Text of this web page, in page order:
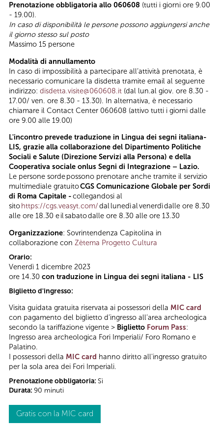
Prenotazione obbligatoria allo 060608 (tutti i giorni ore 9.00
- 19.00).
In caso di disponibilità le persone possono aggiungersi anche
il giorno stesso sul posto
Massimo 15 persone
Modalità di annullamento
In caso di impossibilità a partecipare all’attività prenotata, è
necessario comunicare la disdetta tramite email al seguente
indirizzo: disdetta.visite@060608.it (dal lun.al giov. ore 8.30 -
17.00/ ven. ore 8.30 - 13.30). In alternativa, è necessario
chiamare il Contact Center 060608 (attivo tutti i giorni dalle
ore 9.00 alle 19.00)
L'incontro prevede traduzione in Lingua dei segni italiana-
LIS, grazie alla collaborazione del Dipartimento Politiche
Sociali e Salute (Direzione Servizi alla Persona) e della
Cooperativa sociale onlus Segni di Integrazione – Lazio.
Le persone sorde possono prenotare anche tramite il servizio
multimediale gratuitoCGS Comunicazione Globale per Sordi
di Roma Capitale -collegandosi al
sitohttps://cgs.veasyt.com/dal lunedì al venerdì dalle ore 8.30
alle ore 18.30 e il sabato dalle ore 8.30 alle ore 13.30
Organizzazione: Sovrintendenza Capitolina in
collaborazione con Zètema Progetto Cultura
Orario:
Venerdì 1 dicembre 2023
ore 14.30 con traduzione in Lingua dei segni italiana - LIS
Biglietto d'ingresso:
Visita guidata gratuita riservata ai possessori della MIC card
con pagamento del biglietto d’ingresso all’area archeologica
secondo la tariffazione vigente > Biglietto Forum Pass:
Ingresso area archeologica Fori Imperiali/ Foro Romano e
Palatino.
I possessori della MIC card hanno diritto all'ingresso gratuito
per la sola area dei Fori Imperiali.
Prenotazione obbligatoria: Sì
Durata: 90 minuti
Gratis con la MIC card